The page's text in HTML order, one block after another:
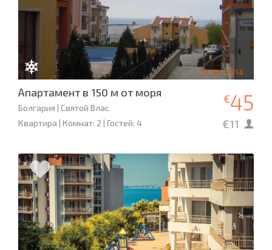
Апартамент в 150 м от моря
Болгария | Святой Влас
Квартира | Комнат: 2 | Гостей: 4
€45
€11